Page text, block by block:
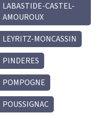
LABASTIDE-CASTEL-
AMOUROUX
LEYRITZ-MONCASSIN
PINDERES
POMPOGNE
POUSSIGNAC